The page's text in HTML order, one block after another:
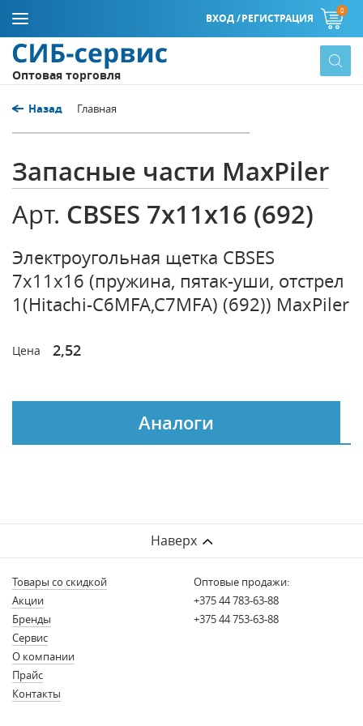
ВХОД /РЕГИСТРАЦИЯ
0
Оптовая торговля
Назад Главная
Запасные части MaxPiler
Арт. CBSES 7х11х16 (692)
Электроугольная щетка CBSES
7х11х16 (пружина, пятак-уши, отстрел
1(Hitachi-C6MFA,C7MFA) (692)) MaxPiler
Цена 2,52
Аналоги
Наверх
Товары со скидкой
Акции
Бренды
Сервис
О компании
Прайс
Контакты
Оптовые продажи:
+375 44 783-63-88
+375 44 753-63-88